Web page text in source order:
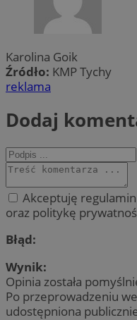
Karolina Goik
Źródło: KMP Tychy
reklama
Dodaj
Akceptuję
oraz politykę
Błąd:
Wynik:
Opinia została
Po przeprowadzeniu
udostępniona